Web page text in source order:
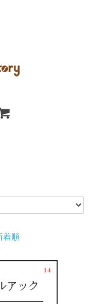
着順